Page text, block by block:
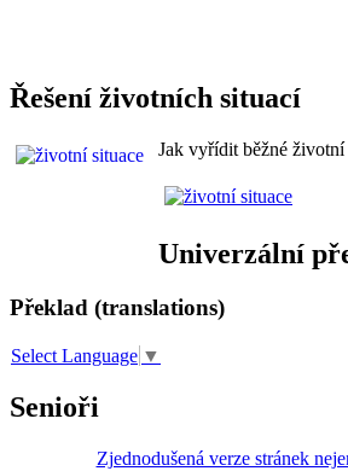
Řešení životních situací
Jak vyřídit běžné životní
Univerzální
Překlad (translations)
Select Language ▼
Senioři
Zjednodušená verze stránek